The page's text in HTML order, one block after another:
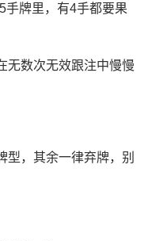
手牌里，有4手都要果
无数次无效跟注中慢慢
型，其余一律弃牌，别